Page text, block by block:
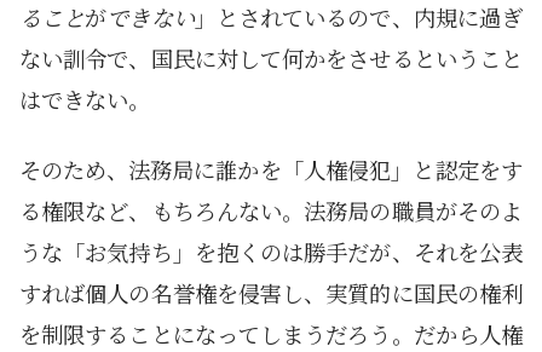
ることができない」とされているので、内規に過ぎ
ない訓令で、国民に対して何かをさせるということ
はできない。
そのため、法務局に誰かを「人権侵犯」と認定をす
る権限など、もちろんない。法務局の職員がそのよ
うな「お気持ち」を抱くのは勝手だが、それを公表
すれば個人の名誉権を侵害し、実質的に国民の権利
を制限することになってしまうだろう。だから人権